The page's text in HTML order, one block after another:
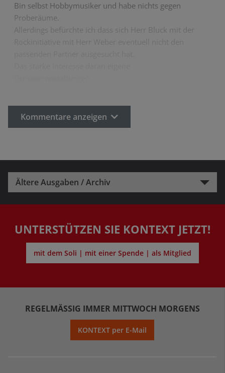
Bin selbst Hobbymusiker und habe nichts gegen
Proberäume.
Allerdings befürchte ich dass sich Herr Bluck mit der
Kommentare anzeigen
Ältere Ausgaben / Archiv
UNTERSTÜTZEN SIE KONTEXT JETZT!
mit dem Soli | mit einer Spende | als Mitglied
REGELMÄSSIG IMMER MITTWOCH MORGENS
KONTEXT per E-Mail